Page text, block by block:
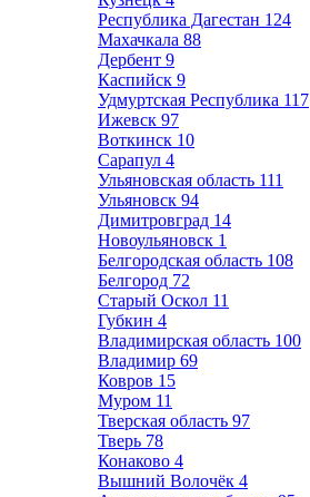
Республика Дагестан 124
Махачкала 88
Дербент 9
Каспийск 9
Удмуртская Республика 117
Ижевск 97
Воткинск 10
Сарапул 4
Ульяновская область 111
Ульяновск 94
Димитровград 14
Новоульяновск 1
Белгородская область 108
Белгород 72
Старый Оскол 11
Губкин 4
Владимирская область 100
Владимир 69
Ковров 15
Муром 11
Тверская область 97
Тверь 78
Конаково 4
Вышний Волочёк 4